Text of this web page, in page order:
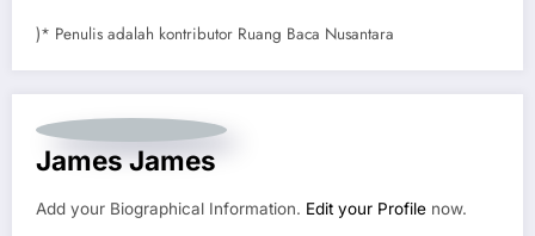
)* Penulis adalah kontributor Ruang Baca Nusantara
James James
Add your Biographical Information. Edit your Profile now.